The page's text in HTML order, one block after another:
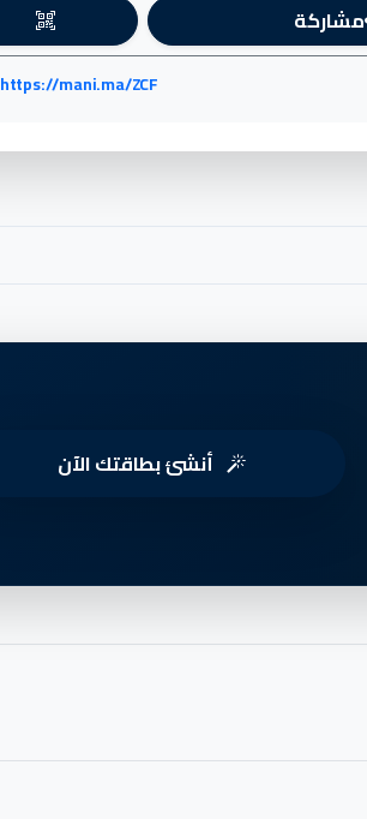
مشاركة
https://mani.ma/ZCF
أنشئ بطاقتك الآن